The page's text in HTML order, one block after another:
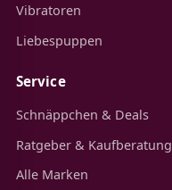
Vibratoren
Liebespuppen
Service
Schnäppchen & Deals
Ratgeber & Kaufberatung
Alle Marken